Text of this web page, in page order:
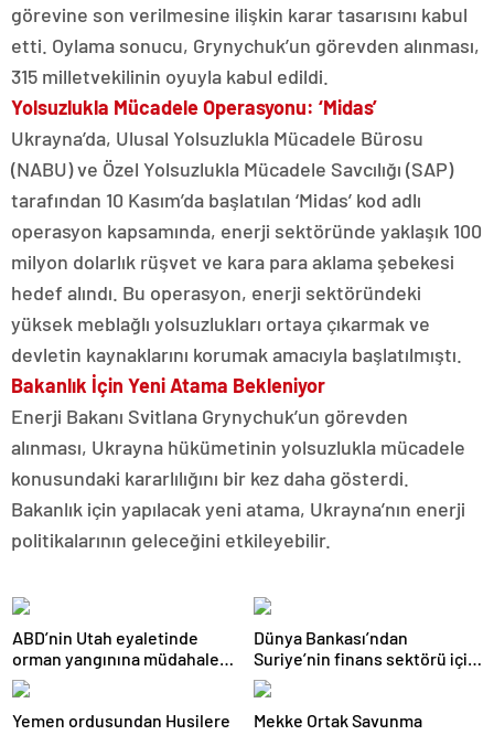
görevine son verilmesine ilişkin karar tasarısını kabul
etti. Oylama sonucu, Grynychuk’un görevden alınması,
315 milletvekilinin oyuyla kabul edildi.
Yolsuzlukla Mücadele Operasyonu: ‘Midas’
Ukrayna’da, Ulusal Yolsuzlukla Mücadele Bürosu
(NABU) ve Özel Yolsuzlukla Mücadele Savcılığı (SAP)
tarafından 10 Kasım’da başlatılan ‘Midas’ kod adlı
operasyon kapsamında, enerji sektöründe yaklaşık 100
milyon dolarlık rüşvet ve kara para aklama şebekesi
hedef alındı. Bu operasyon, enerji sektöründeki
yüksek meblağlı yolsuzlukları ortaya çıkarmak ve
devletin kaynaklarını korumak amacıyla başlatılmıştı.
Bakanlık İçin Yeni Atama Bekleniyor
Enerji Bakanı Svitlana Grynychuk’un görevden
alınması, Ukrayna hükümetinin yolsuzlukla mücadele
konusundaki kararlılığını bir kez daha gösterdi.
Bakanlık için yapılacak yeni atama, Ukrayna’nın enerji
politikalarının geleceğini etkileyebilir.
ABD’nin Utah eyaletinde
orman yangınına müdahale
eden helikopter düştü
Dünya Bankası’ndan
Suriye’nin finans sektörü için
100 milyon dolarlık hibe
Yemen ordusundan Husilere
Mekke Ortak Savunma